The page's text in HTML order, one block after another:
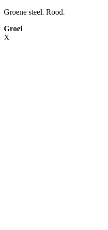
Groene steel. Rood.
Groei
X